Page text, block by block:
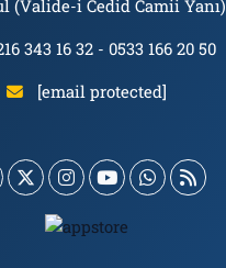
(Valide-i Cedid Camii Yanı)
343 16 32 - 0533 166 20 50
[email protected]